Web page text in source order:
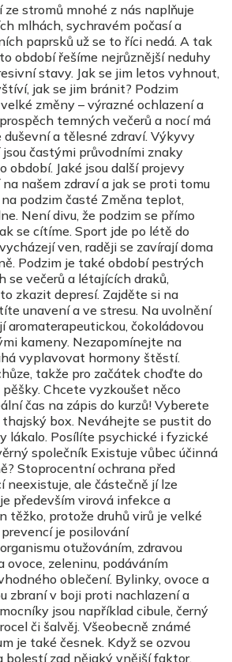
stromů mnohé z nás naplňuje
mlhách, sychravém počasí a
paprsků už se to říci nedá. A tak
období řešíme nejrůznější neduhy
stavy. Jak se jim letos vyhnout,
jak se jim bránit? Podzim
změny – výrazné ochlazení a
temných večerů a nocí má
a tělesné zdraví. Výkyvy
častými průvodními znaky
období. Jaké jsou další projevy
našem zdraví a jak se proti tomu
podzim časté Změna teplot,
Není divu, že podzim se přímo
se cítíme. Sport jde po létě do
ven, raději se zavírají doma
Podzim je také období pestrých
se večerů a létajících draků,
zkazit depresí. Zajděte si na
unavení a ve stresu. Na uvolnění
aromaterapeutickou, čokoládovou
kameny. Nezapomínejte na
vyplavovat hormony štěstí.
takže pro začátek choďte do
Chcete vyzkoušet něco
čas na zápis do kurzů! Vyberete
thajský box. Neváhejte se pustit do
lákalo. Posílíte psychické i fyzické
společník Existuje vůbec účinná
Stoprocentní ochrana před
neexistuje, ale částečně jí lze
především virová infekce a
těžko, protože druhů virů je velké
je posilování
otužováním, zdravou
ovoce, zeleninu, podáváním
oblečení. Bylinky, ovoce a
zbraní v boji proti nachlazení a
jsou například cibule, černý
či šalvěj. Všeobecně známé
je také česnek. Když se ozvou
bolestí zad nějaký vnější faktor.